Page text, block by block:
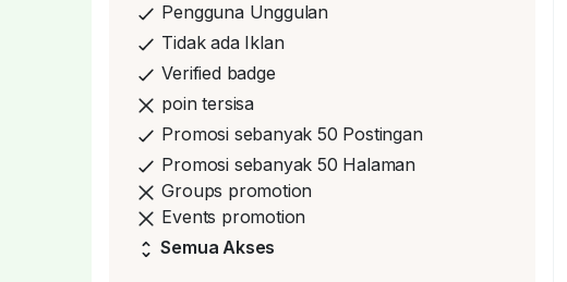
Pengguna Unggulan
Tidak ada Iklan
Verified badge
poin tersisa
Promosi sebanyak 50 Postingan
Promosi sebanyak 50 Halaman
Groups promotion
Events promotion
Semua Akses